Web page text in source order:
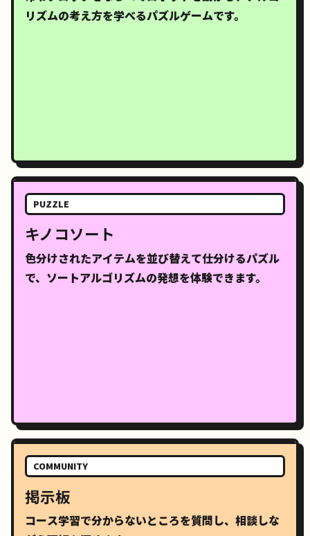
リズムの考え方を学べるパズルゲームです。
PUZZLE
キノコソート
色分けされたアイテムを並び替えて仕分けるパズル
で、ソートアルゴリズムの発想を体験できます。
COMMUNITY
掲示板
コース学習で分からないところを質問し、相談しな